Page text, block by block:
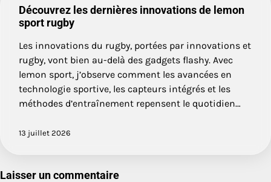
Découvrez les dernières innovations de lemon
sport rugby
Les innovations du rugby, portées par innovations et
rugby, vont bien au-delà des gadgets flashy. Avec
lemon sport, j’observe comment les avancées en
technologie sportive, les capteurs intégrés et les
méthodes d’entraînement repensent le quotidien…
13 juillet 2026
Laisser un commentaire